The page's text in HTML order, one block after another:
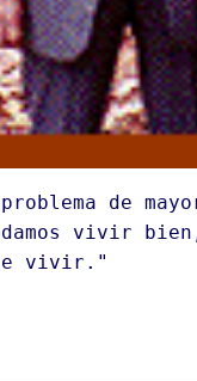
de
vivir
vivir."